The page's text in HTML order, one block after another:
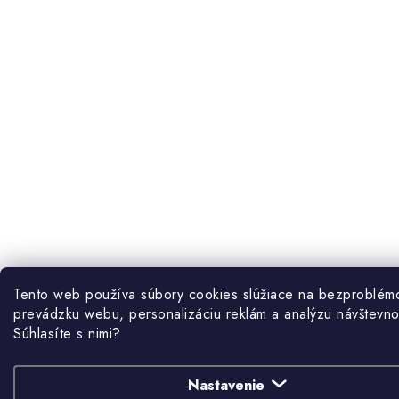
Tento web používa súbory cookies slúžiace na
prevádzku webu, personalizáciu reklám a analýzu
Súhlasíte s nimi?
Nastavenie